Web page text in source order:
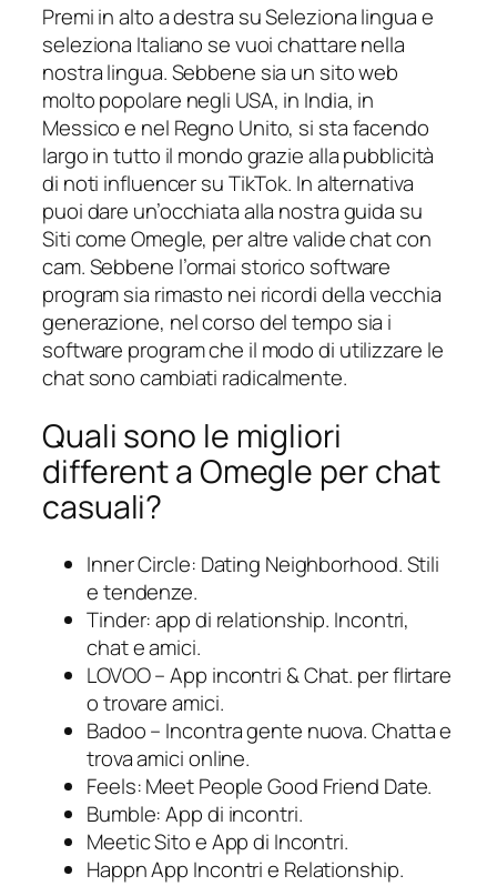
Premi in alto a destra su Seleziona lingua e
seleziona Italiano se vuoi chattare nella
nostra lingua. Sebbene sia un sito web
molto popolare negli USA, in India, in
Messico e nel Regno Unito, si sta facendo
largo in tutto il mondo grazie alla pubblicità
di noti influencer su TikTok. In alternativa
puoi dare un’occhiata alla nostra guida su
Siti come Omegle, per altre valide chat con
cam. Sebbene l’ormai storico software
program sia rimasto nei ricordi della vecchia
generazione, nel corso del tempo sia i
software program che il modo di utilizzare le
chat sono cambiati radicalmente.
Quali sono le migliori
different a Omegle per chat
casuali?
Inner Circle: Dating Neighborhood.Stili
e tendenze.
Tinder: app di relationship. Incontri,
chat e amici.
LOVOO – App incontri & Chat. per flirtare
o trovare amici.
Badoo – Incontra gente nuova.Chatta e
trova amici online.
Feels: Meet People Good Friend Date.
Bumble: App di incontri.
Meetic Sito e App di Incontri.
Happn App Incontri e Relationship.